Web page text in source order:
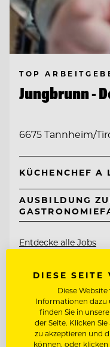
TOP
Jungbrunn -
6675 Tannheim/
KÜCHENCHEF
AUSBILDUNG
Entdecke alle Jobs
DIESE SEITE
Diese
Informationen dazu
finden Sie in
der Seite. Klicken
zu akzeptieren und
können, oder klicken